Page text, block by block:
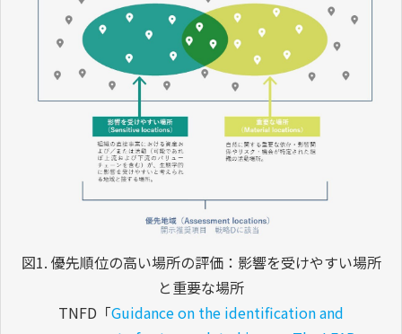
図1. 優先順位の高い場所の評価：影響を受けやすい場所
と重要な場所
TNFD「Guidance on the identification and